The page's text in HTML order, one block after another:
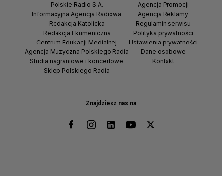
Znajdziesz nas na
Polskie Radio S.A.
Informacyjna Agencja Radiowa
Redakcja Katolicka
Redakcja Ekumeniczna
Centrum Edukacji Medialnej
Agencja Muzyczna Polskiego Radia
Studia nagraniowe i koncertowe
Sklep Polskiego Radia
Agencja Promocji
Agencja Reklamy
Regulamin serwisu
Polityka prywatności
Ustawienia prywatności
Dane osobowe
Kontakt